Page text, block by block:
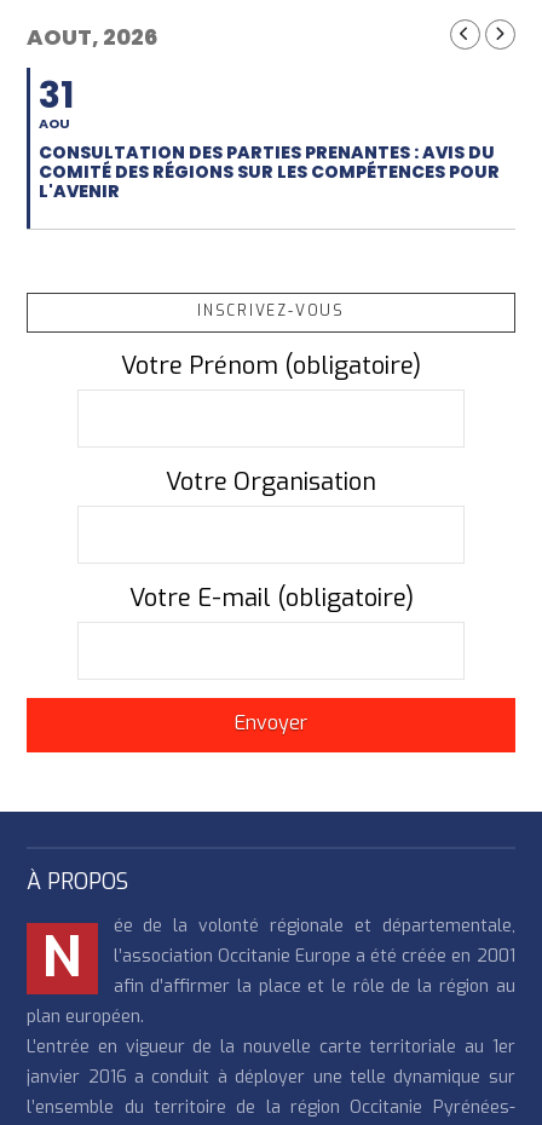
AOUT, 2026
31
AOU
CONSULTATION DES PARTIES PRENANTES : AVIS DU
COMITÉ DES RÉGIONS SUR LES COMPÉTENCES POUR
L'AVENIR
INSCRIVEZ-VOUS
Votre Prénom (obligatoire)
Votre Organisation
Votre E-mail (obligatoire)
À PROPOS
N
ée de la volonté régionale et départementale,
l’association Occitanie Europe a été créée en 2001
afin d’affirmer la place et le rôle de la région au
plan européen.
L’entrée en vigueur de la nouvelle carte territoriale au 1er
janvier 2016 a conduit à déployer une telle dynamique sur
l’ensemble du territoire de la région Occitanie Pyrénées-